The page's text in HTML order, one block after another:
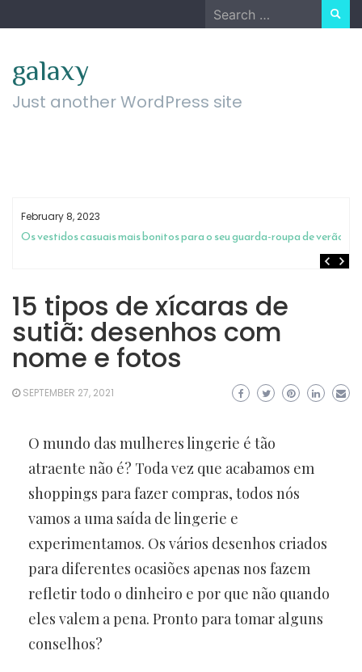
to
Search
for:
galaxy
Just another WordPress site
February 8, 2023
Os vestidos casuais mais bonitos para o seu guarda-roupa de verão
15 tipos de xícaras de
sutiã: desenhos com
nome e fotos
SEPTEMBER 27, 2021
O mundo das mulheres lingerie é tão
atraente não é? Toda vez que acabamos em
shoppings para fazer compras, todos nós
vamos a uma saída de lingerie e
experimentamos. Os vários desenhos criados
para diferentes ocasiões apenas nos fazem
refletir todo o dinheiro e por que não quando
eles valem a pena. Pronto para tomar alguns
conselhos?